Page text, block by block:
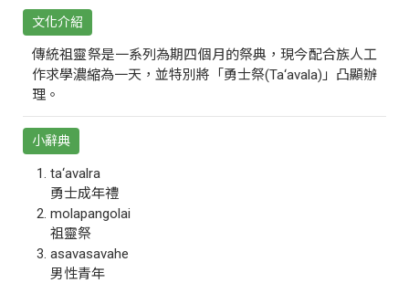
文化介紹
傳統祖靈祭是一系列為期四個月的祭典，現今配合族人工
作求學濃縮為一天，並特別將「勇士祭(Ta‘avala)」凸顯辦
理。
小辭典
ta‘avalra
勇士成年禮
molapangolai
祖靈祭
asavasavahe
男性青年